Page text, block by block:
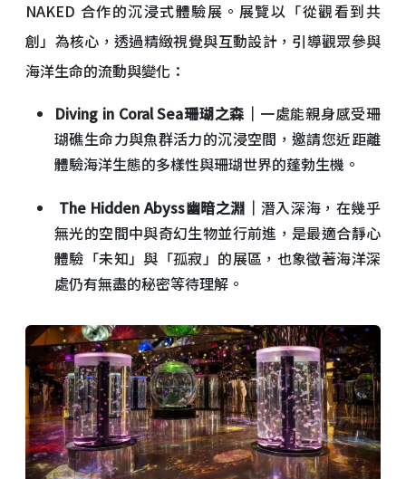
NAKED 合作的沉浸式體驗展。展覽以「從觀看到共
創」為核心，透過精緻視覺與互動設計，引導觀眾參與
海洋生命的流動與變化：
Diving in Coral Sea珊瑚之森｜ 一處能親身感受珊
瑚礁生命力與魚群活力的沉浸空間，邀請您近距離
體驗海洋生態的多樣性與珊瑚世界的蓬勃生機。
The Hidden Abyss幽暗之淵｜ 潛入深海，在幾乎
無光的空間中與奇幻生物並行前進，是最適合靜心
體驗「未知」與「孤寂」的展區，也象徵著海洋深
處仍有無盡的秘密等待理解。